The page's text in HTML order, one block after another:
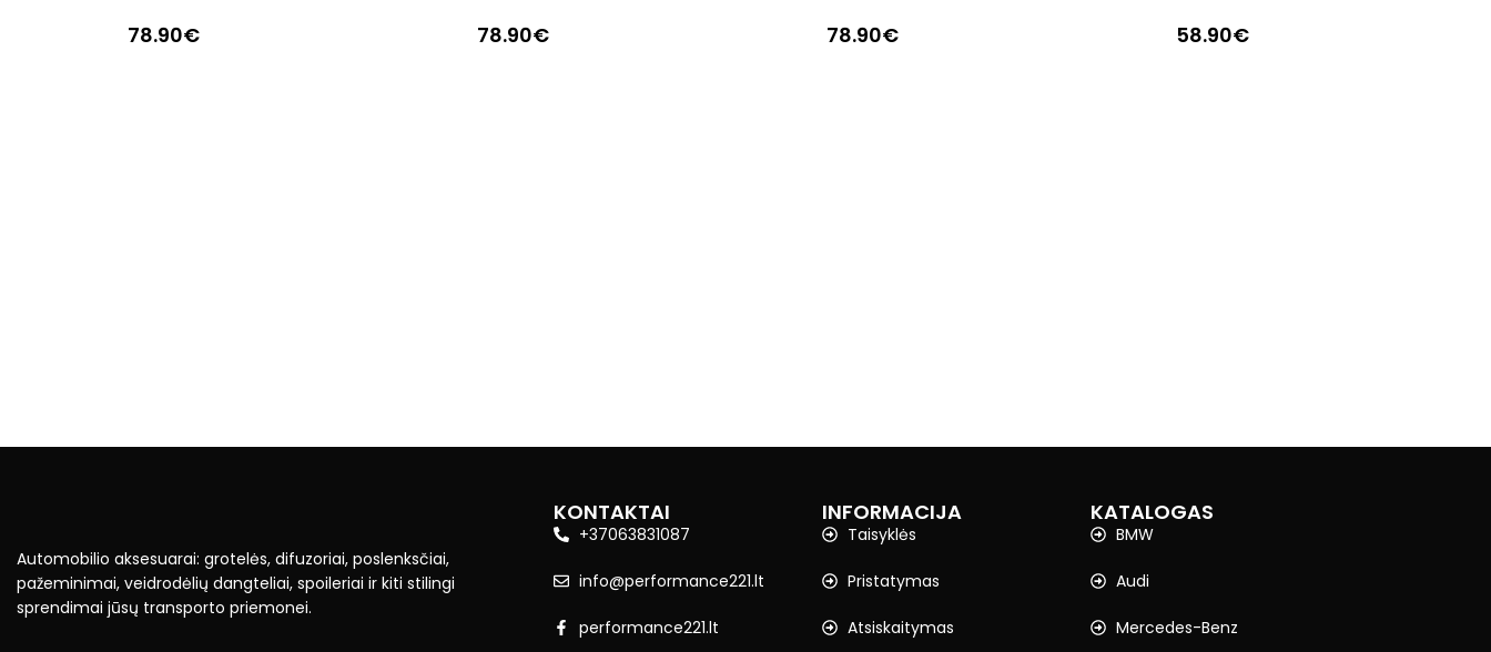
78.90€ 78.90€ 78.90€ 58.90€
Automobilio aksesuarai: grotelės, difuzoriai, poslenksčiai,
pažeminimai, veidrodėlių dangteliai, spoileriai ir kiti stilingi
sprendimai jūsų transporto priemonei.
KONTAKTAI
+37063831087
info@performance221.lt
performance221.lt
INFORMACIJA
Taisyklės
Pristatymas
Atsiskaitymas
KATALOGAS
BMW
Audi
Mercedes-Benz